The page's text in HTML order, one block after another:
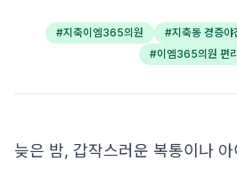
#지축이엠365의원 #지축동 경증야
#이엠365의원 편
늦은 밤, 갑작스러운 복통이나